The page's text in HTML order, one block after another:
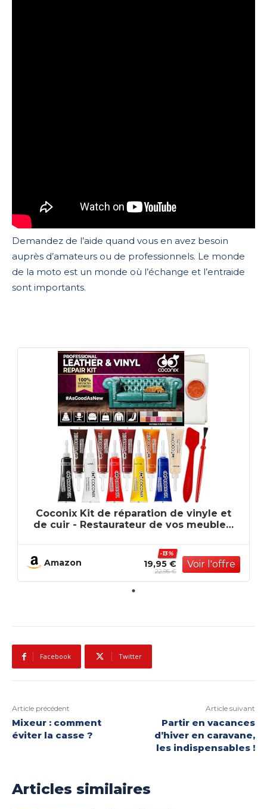
Demandez de l’aide quand vous en avez besoin
auprès d’amateurs ou de professionnels. Le monde
de la moto est un monde où l’échange et l’entraide
sont importants.
Coconix Kit de réparation de vinyle et
de cuir - Restaurateur de vos meubles,
voiture, instructions super faciles pour
faire correspondre n'importe quelle
couleur
Amazon 19,95 €
-13%
22,95 €
Facebook Twitter
Article précédent
Mixeur : comment
éviter la casse ?
Article suivant
Partir en vacances
d’hiver en caravane,
les indispensables !
Articles similaires